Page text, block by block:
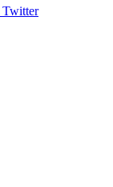
Twitter